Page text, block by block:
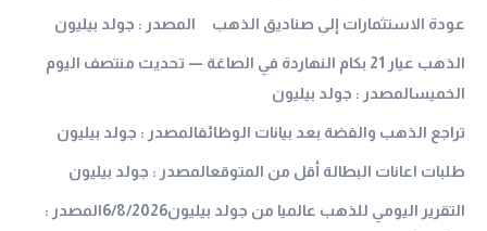
عودة الاستثمارات إلى صناديق الذهب المصدر : جولد بيليون
الذهب عيار 21 بكام النهاردة في الصاغة — تحديث منتصف اليوم
الخميسالمصدر : جولد بيليون
تراجع الذهب والفضة بعد بيانات الوظائفالمصدر : جولد بيليون
طلبات اعانات البطالة أقل من المتوقعالمصدر : جولد بيليون
التقرير اليومي للذهب عالميا من جولد بيليون6/8/2026المصدر :